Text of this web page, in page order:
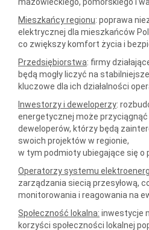
mazowieckiego, pomorskiego i
Mieszkańcy regionu: poprawa
elektrycznej dla mieszkańców
co zwiększy komfort życia i
Przedsiębiorstwa: firmy
będą mogły liczyć na
kluczowe dla ich działalności
Inwestorzy i deweloperzy:
energetycznej może
deweloperów, którzy będą
swoich projektów w regionie,
w tym podmioty ubiegające się o
Operatorzy systemu
zarządzania siecią przesyłową,
monitorowania i reagowania na
Społeczność lokalna: inwestycje
korzyści społeczności lokalnej